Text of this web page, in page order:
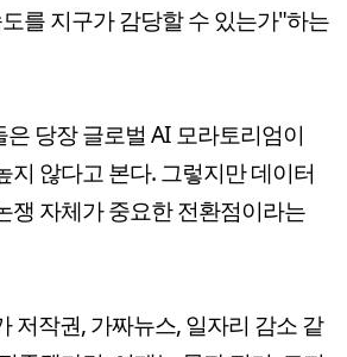
를 지구가 감당할 수 있는가"하는
당장 글로벌 AI 모라토리엄이
지 않다고 본다. 그렇지만 데이터
쟁 자체가 중요한 전환점이라는
저작권, 가짜뉴스, 일자리 감소 같